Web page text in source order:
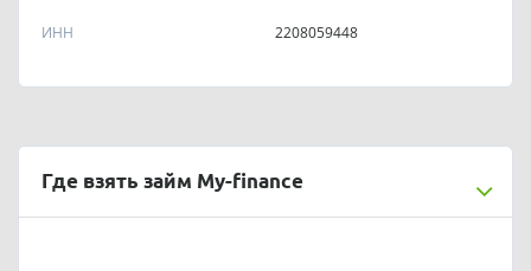
ИНН 2208059448
Где взять займ My-finance